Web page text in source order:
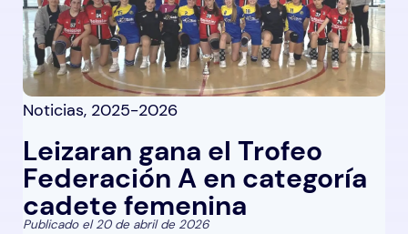
Noticias, 2025-2026
Leizaran gana el Trofeo
Federación A en categoría
cadete femenina
Publicado el 20 de abril de 2026